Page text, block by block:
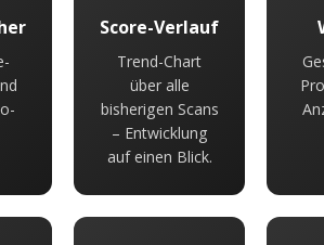
Score-Verlauf
Trend-Chart
über alle
bisherigen Scans
– Entwicklung
auf einen Blick.